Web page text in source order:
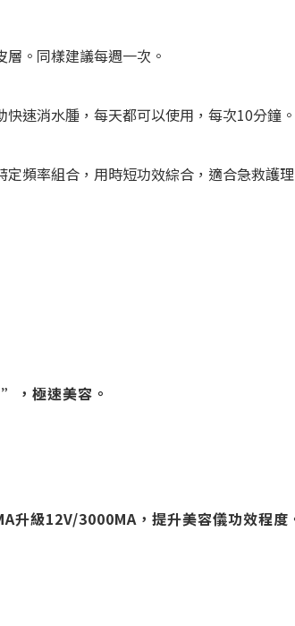
。同樣建議每週一次。
速消水腫，每天都可以使用，每次10分鐘。
頻率組合，用時短功效綜合，適合急救護
，極速美容。
級12V/3000MA，提升美容儀功效程度